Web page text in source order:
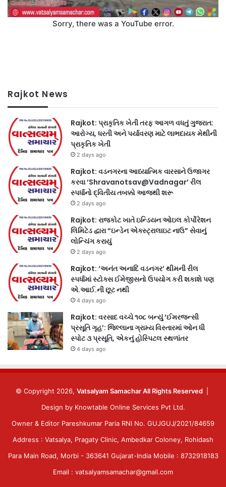
Sorry, there was a YouTube error.
Rajkot News
Rajkot: પ્રાકૃતિક ખેતી તરફ આગળ વધતું ગુજરાત:
આરોગ્ય, ધરતી અને પર્યાવરણ માટે લાભદાયક મેથીની
પ્રાકૃતિક ખેતી
2 days ago
Rajkot: વડનગરના આધ્યાત્મિક વારસાને ઉજાગર
કરવા ‘Shravanotsav@Vadnagar’ રીલ
સ્પર્ધાનો દ્વિતીય તબક્કો આજથી શરૂ
2 days ago
Rajkot: રાજકોટ ખાતે ઇન્ડિયન ઓઇલ કોર્પોરેશન
લિમિટેડ દ્વારા “ઇન્ડેન એક્સ્ટ્રાલાઇટ નાઉ” સેવાનું
લોન્ચિંગ કરાયું
2 days ago
Rajkot: ‘અનંત અનાદિ વડનગર’ થીમની રીલ
સ્પર્ધામાં સ્ટોક્સ ઈમેજીસનો ઉપયોગ કરી શકાશે પણ
એ.આઈ.ની છૂટ નથી
4 days ago
Rajkot: વરસાદ વચ્ચે ૧૦૮ બન્યું ‘ઈમરજન્સી
પ્રસૂતિ ગૃહ’: જિલ્લાના ગ્રામ્ય વિસ્તારમાં ઓન ધી
સ્પોટ ૩ પ્રસૂતિ, એકનું હોસ્પિટલ સ્થળાંતર
4 days ago
© Copyright 2026, Vatsalyam Samachar All Rights Reserved
Design by Knowtable Online Services Pvt Ltd.
Owner & Editor Pareshkumar Paria RNI No. GUJGUJ/2021/84659
Address : Vatsalya, Pragaty Clinic, Ambedkar Coloney, Rohidash
Para Main Road, Morbi - 363641 Gujarat-India Mobile : 8732918183
Email : vatsalyamsamachar@gmail.com